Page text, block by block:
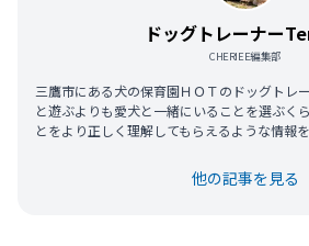
ドッグトレーナー
CHERIEE編集部
三鷹市にある犬の保育園ＨＯＴのドッグトレ
と遊ぶよりも愛犬と一緒にいることを選ぶく
とをより正しく理解してもらえるような情報を
他の記事を見る